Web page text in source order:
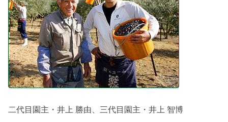
二代目園主・井上 勝由、三代目園主・井上 智博